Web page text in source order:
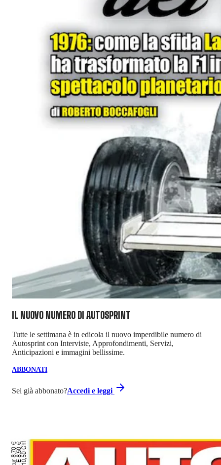
IL NUOVO NUMERO DI AUTOSPRINT
Tutte le settimana è in edicola il nuovo imperdibile numero di
Autosprint con Interviste, Approfondimenti, Servizi,
Anticipazioni e immagini bellissime.
ABBONATI
Sei già abbonato?Accedi e leggi